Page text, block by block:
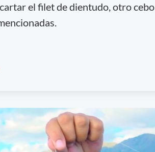
el filet de dientudo, otro cebo